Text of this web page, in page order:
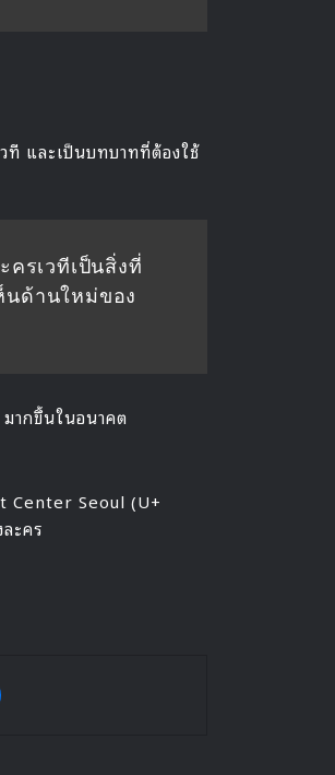
ที และเป็นบทบาทที่ต้องใช้
รเวทีเป็นสิ่งที่
ด้านใหม่ของ
ากขึ้นในอนาคต
Center Seoul (U+
ะคร